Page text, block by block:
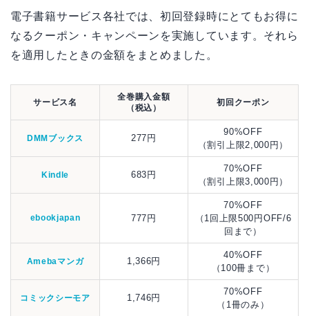
電子書籍サービス各社では、初回登録時にとてもお得に
なるクーポン・キャンペーンを実施しています。それら
を適用したときの金額をまとめました。
サービス名
全巻購入金額
（税込）
初回クーポン
DMMブックス 277円
90%OFF
（割引上限2,000円）
Kindle 683円
70%OFF
（割引上限3,000円）
ebookjapan 777円
70%OFF
（1回上限500円OFF/6
回まで）
Amebaマンガ 1,366円
40%OFF
（100冊まで）
コミックシーモア 1,746円
70%OFF
（1冊のみ）